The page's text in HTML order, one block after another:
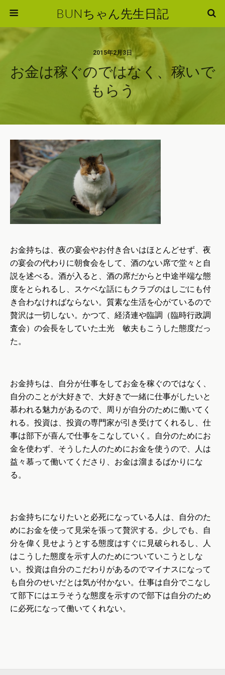
BUNちゃん先生日記
2015年2月3日
お金は稼ぐのではなく、稼いで
もらう
お金持ちは、夜の宴会やお付き合いはほとんどせず、夜
の宴会の代わりに朝食会をして、酒のない席で堂々と自
説を述べる。酒が入ると、酒の席だからと中途半端な態
度をとられるし、スケベな話にもクラブのはしごにも付
き合わなければならない。質素な生活を心がているので
贅沢は一切しない。かつて、経済連や臨調（臨時行政調
査会）の会長をしていた土光 敏夫もこうした態度だっ
た。
お金持ちは、自分が仕事をしてお金を稼ぐのではなく、
自分のことが大好きで、大好きで一緒に仕事がしたいと
慕われる魅力があるので、周りが自分のために働いてく
れる。投資は、投資の専門家が引き受けてくれるし、仕
事は部下が喜んで仕事をこなしていく。自分のためにお
金を使わず、そうした人のためにお金を使うので、人は
益々慕って働いてくださり、お金は溜まるばかりにな
る。
お金持ちになりたいと必死になっている人は、自分のた
めにお金を使って見栄を張って贅沢する。少しでも、自
分を偉く見せようとする態度はすぐに見破られるし、人
はこうした態度を示す人のためについていこうとしな
い。投資は自分のこだわりがあるのでマイナスになって
も自分のせいだとは気が付かない。仕事は自分でこなし
て部下にはエラそうな態度を示すので部下は自分のため
に必死になって働いてくれない。